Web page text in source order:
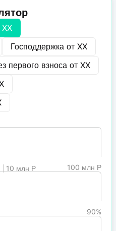
XX
Господдержка от XX
первого взноса от XX
10 млн Р
100 млн Р
90%